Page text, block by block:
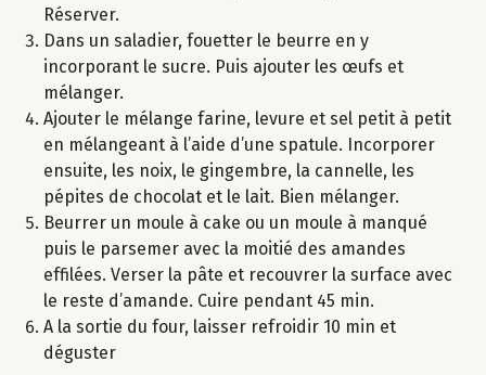
Réserver.
Dans un saladier, fouetter le beurre en y
incorporant le sucre. Puis ajouter les œufs et
mélanger.
Ajouter le mélange farine, levure et sel petit à petit
en mélangeant à l’aide d’une spatule. Incorporer
ensuite, les noix, le gingembre, la cannelle, les
pépites de chocolat et le lait. Bien mélanger.
Beurrer un moule à cake ou un moule à manqué
puis le parsemer avec la moitié des amandes
effilées. Verser la pâte et recouvrer la surface avec
le reste d’amande. Cuire pendant 45 min.
A la sortie du four, laisser refroidir 10 min et
déguster